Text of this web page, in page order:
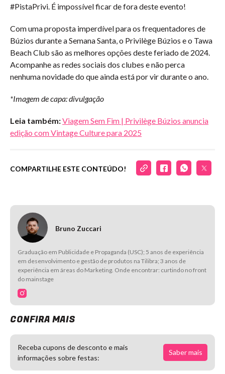
#PistaPrivi. É impossível ficar de fora deste evento!
Com uma proposta imperdível para os frequentadores de
Búzios durante a Semana Santa, o Privilège Búzios e o Tawa
Beach Club são as melhores opções deste feriado de 2024.
Acompanhe as redes sociais dos clubes e não perca
nenhuma novidade do que ainda está por vir durante o ano.
*Imagem de capa: divulgação
Leia também:Viagem Sem Fim | Privilège Búzios anuncia
edição com Vintage Culture para 2025
COMPARTILHE ESTE CONTEÚDO!
Bruno Zuccari
Graduação em Publicidade e Propaganda (USC); 5 anos de experiência
em desenvolvimento e gestão de produtos na Tilibra; 3 anos de
experiência em áreas do Marketing. Onde encontrar: curtindo no front
do mainstage
CONFIRA MAIS
Receba cupons de desconto e mais
informações sobre festas:
Saber mais